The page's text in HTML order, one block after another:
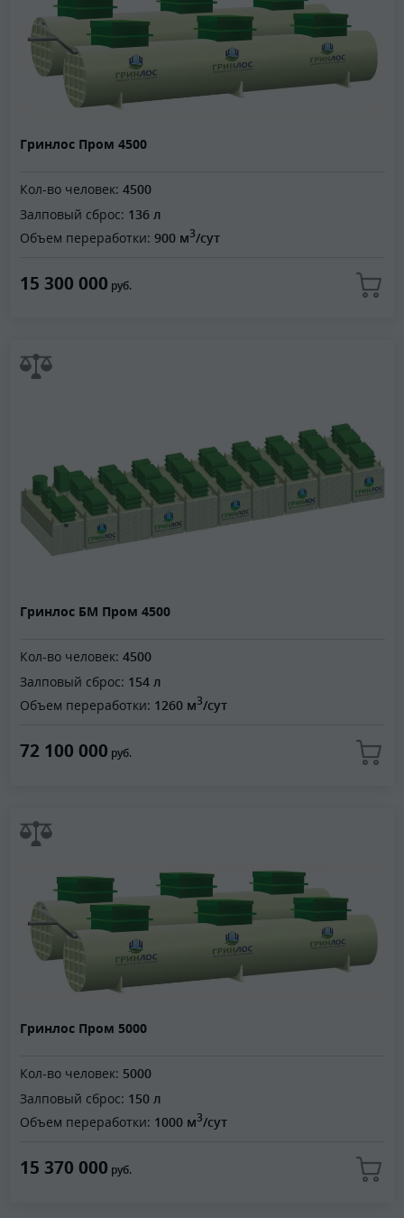
Гринлос Пром 4500
Кол-во человек: 4500
Залповый сброс: 136 л
Объем переработки: 900 м3/сут
15 300 000 руб.
Гринлос БМ Пром 4500
Кол-во человек: 4500
Залповый сброс: 154 л
Объем переработки: 1260 м3/сут
72 100 000 руб.
Гринлос Пром 5000
Кол-во человек: 5000
Залповый сброс: 150 л
Объем переработки: 1000 м3/сут
15 370 000 руб.